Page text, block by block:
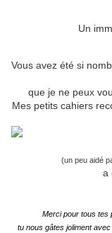
Un
Vous avez été si
que je ne peux
Mes petits cahiers
(un peu aidé
a
Merci pour tous tes
tu nous gâtes joliment